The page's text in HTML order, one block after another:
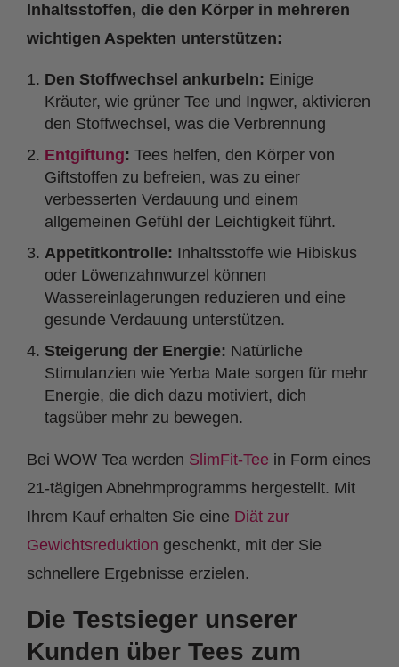
Inhaltsstoffen, die den Körper in mehreren
wichtigen Aspekten unterstützen:
Den Stoffwechsel ankurbeln: Einige
Kräuter, wie grüner Tee und Ingwer, aktivieren
den Stoffwechsel, was die Verbrennung
Entgiftung: Tees helfen, den Körper von
Giftstoffen zu befreien, was zu einer
verbesserten Verdauung und einem
allgemeinen Gefühl der Leichtigkeit führt.
Appetitkontrolle: Inhaltsstoffe wie Hibiskus
oder Löwenzahnwurzel können
Wassereinlagerungen reduzieren und eine
gesunde Verdauung unterstützen.
Steigerung der Energie: Natürliche
Stimulanzien wie Yerba Mate sorgen für mehr
Energie, die dich dazu motiviert, dich
tagsüber mehr zu bewegen.
Bei WOW Tea werden SlimFit-Tee in Form eines
21-tägigen Abnehmprogramms hergestellt. Mit
Ihrem Kauf erhalten Sie eine Diät zur
Gewichtsreduktion geschenkt, mit der Sie
schnellere Ergebnisse erzielen.
Die Testsieger unserer
Kunden über Tees zum